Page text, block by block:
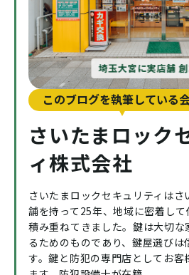
埼玉大宮に実店舗
このブログを執筆している
さいたまロック
ィ株式会社
さいたまロックセキュリティは
舗を持って25年、地域に密着し
積み重ねてきました。鍵は大切
るためのものであり、鍵屋選び
す。鍵と防犯の専門店としてお客